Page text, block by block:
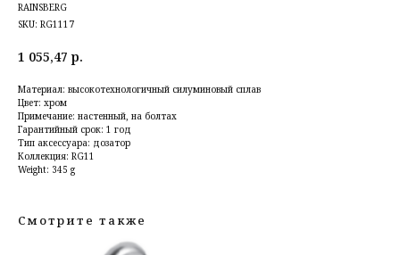
RAINSBERG
SKU: RG1117
1 055,47 р.
Материал: высокотехнологичный силуминовый сплав
Цвет: хром
Примечание: настенный, на болтах
Гарантийный срок: 1 год
Тип аксессуара: дозатор
Коллекция: RG11
Weight: 345 g
Смотрите также